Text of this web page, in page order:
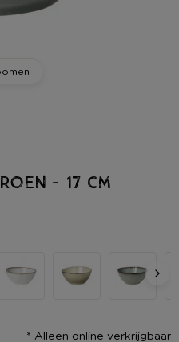
- 17 cm
* Alleen online verkrijgbaar